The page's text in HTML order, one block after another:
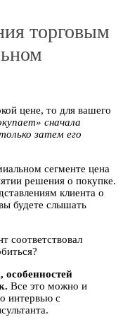
торговым
цене, то для вашего
сначала
затем его
сегменте цена
решения о покупке.
клиента о
будете слышать
соответствовал
особенностей
Все это можно и
интервью с